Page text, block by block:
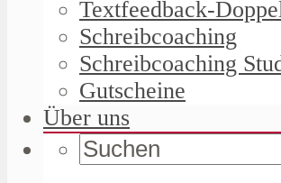
Textfeedback-
Schreibcoaching
Schreibcoaching
Gutscheine
Über uns